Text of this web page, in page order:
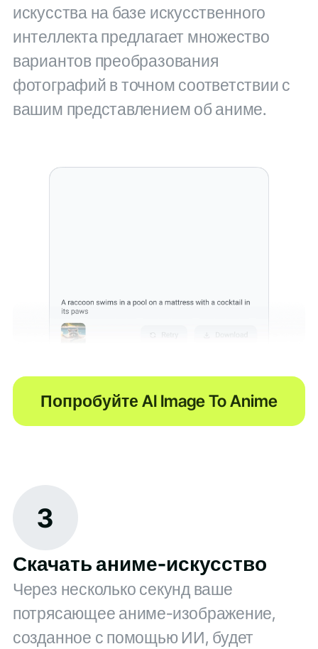
искусства на базе искусственного
интеллекта предлагает множество
вариантов преобразования
фотографий в точном соответствии с
вашим представлением об аниме.
Попробуйте AI Image To Anime
3
Скачать аниме-искусство
Через несколько секунд ваше
потрясающее аниме-изображение,
созданное с помощью ИИ, будет